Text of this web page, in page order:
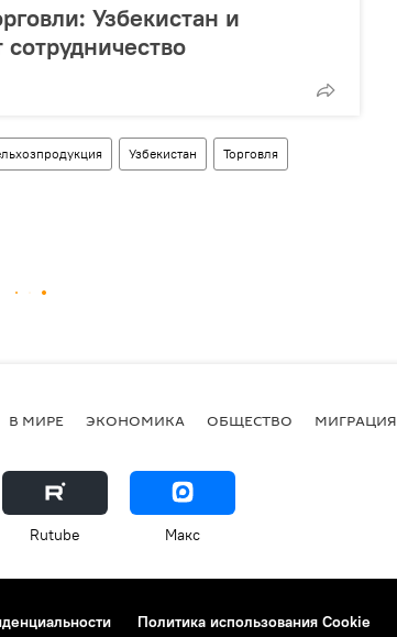
Узбекистан и
Узбекистан Торговля
В МИРЕ ЭКОНОМИКА ОБЩЕСТВО МИГРАЦИЯ
Rutube Макс
Политика использования Cookie